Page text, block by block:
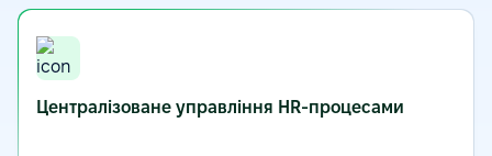
Централізоване управління HR-процесами